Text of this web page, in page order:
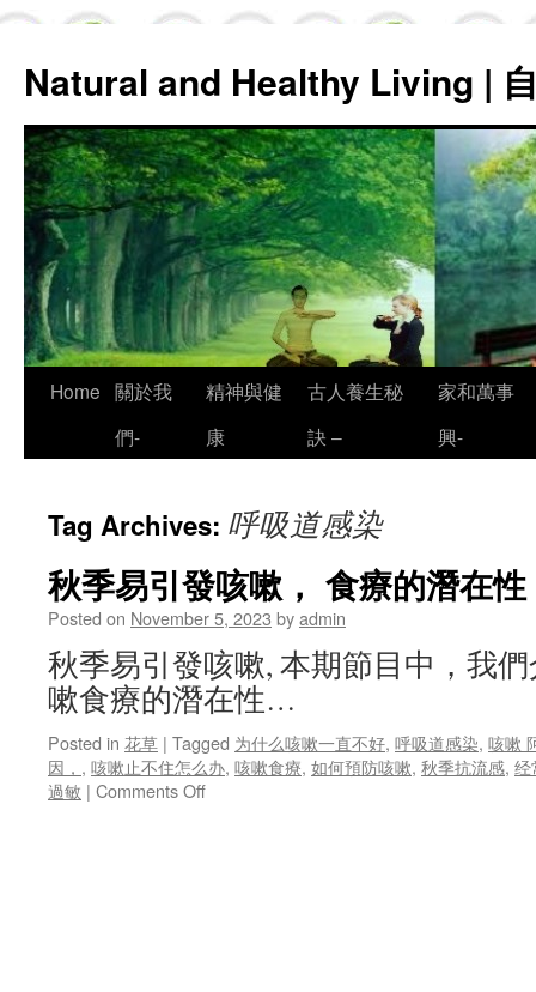
Natural and Healthy Living |
Skip
Home 關於我
們-
精神與健
康
古人養生秘
訣 –
家和萬事
興-
Tag Archives: 呼吸道感染
秋季易引發咳嗽， 食療的潛在
Posted on November 5, 2023 byadmin
秋季易引發咳嗽, 本期節目中，我
嗽食療的潛在性…
Posted in 花草 | Tagged 为什么咳嗽一直不好, 呼吸道感染, 咳嗽
因， , 咳嗽止不住怎么办, 咳嗽食療, 如何預防咳嗽, 秋季抗流感, 经
過敏 | Comments Offon